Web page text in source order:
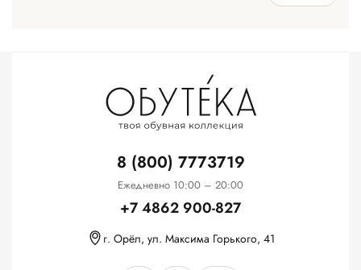
8 (800) 7773719
Ежедневно 10:00 – 20:00
+7 4862 900-827
г. Орёл, ул. Максима Горького, 41